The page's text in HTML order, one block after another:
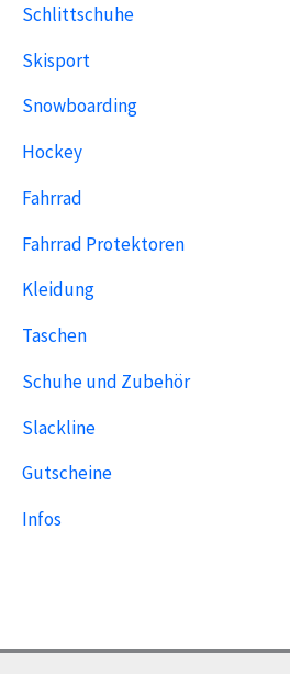
Schlittschuhe
Skisport
Snowboarding
Hockey
Fahrrad
Fahrrad Protektoren
Kleidung
Taschen
Schuhe und Zubehör
Slackline
Gutscheine
Infos